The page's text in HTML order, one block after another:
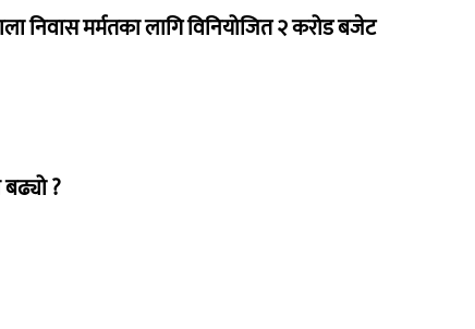
निवास मर्मतका लागि विनियोजित २ करोड बजेट
?